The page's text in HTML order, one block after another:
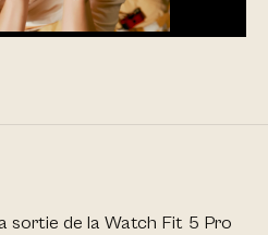
sortie de la Watch Fit 5 Pro